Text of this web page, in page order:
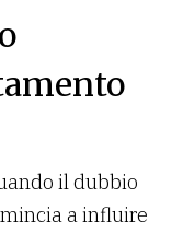
il dubbio
a influire